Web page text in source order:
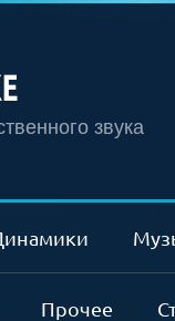
звука
Прочее